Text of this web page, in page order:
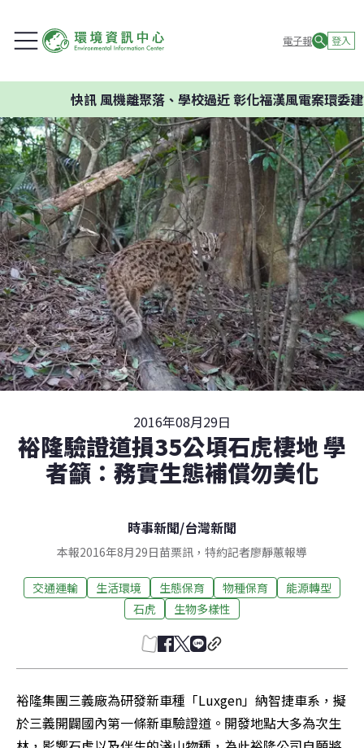
電子報 登入
風機離聚落、學校過近 彰化福漢風電案環委建議不應
2016年08月29日
裕隆驗證道損35公頃石虎棲地 學
者籲：務實生態補償勿美化
時事新聞/台灣新聞
本報2016年8月29日苗栗訊，特約記者廖靜蕙報導
交通運輸 生活環境 生態保育 物種保育
能源轉型
石虎
生物多樣性
裕隆集團三義廠為研發新車種「Luxgen」納智捷車系，擬
於三義開闢國內第一條新車驗證道。開發地點大多為次生